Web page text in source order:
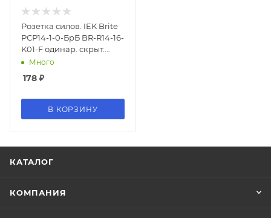
Розетка силов. IEK Brite
РСР14-1-0-БрБ BR-R14-16-
K01-F одинар. скрыт.
зазем. штор. IP20 белый
Много
178 ₽
В КОРЗИНУ
КАТАЛОГ
КОМПАНИЯ